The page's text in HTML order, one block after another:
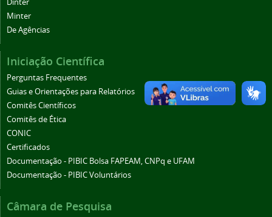
Dinter
Minter
De Agências
Iniciação Científica
Perguntas Frequentes
Guias e Orientações para Relatórios
Comitês Científicos
Comitês de Ética
CONIC
Certificados
Documentação - PIBIC Bolsa FAPEAM, CNPq e UFAM
Documentação - PIBIC Voluntários
Câmara de Pesquisa